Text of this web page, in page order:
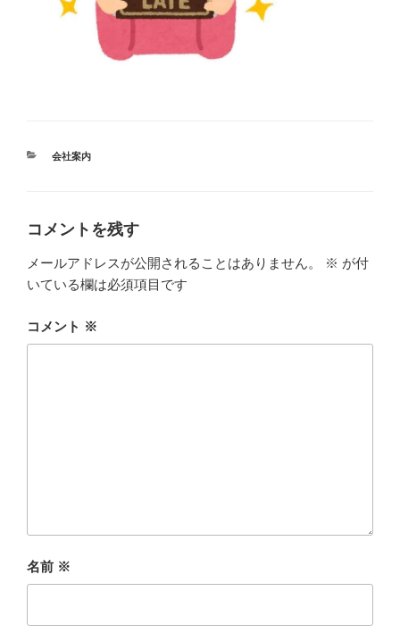
カ
会社案内
コメントを残す
メールアドレスが公開されることはありません。 ※ が付
いている欄は必須項目です
コメント ※
名前 ※